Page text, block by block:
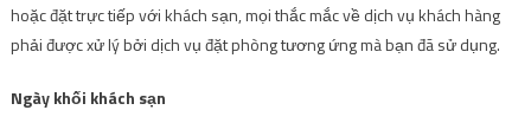
hoặc đặt trực tiếp với khách sạn, mọi thắc mắc về dịch vụ khách hàng
phải được xử lý bởi dịch vụ đặt phòng tương ứng mà bạn đã sử dụng.
Ngày khối khách sạn